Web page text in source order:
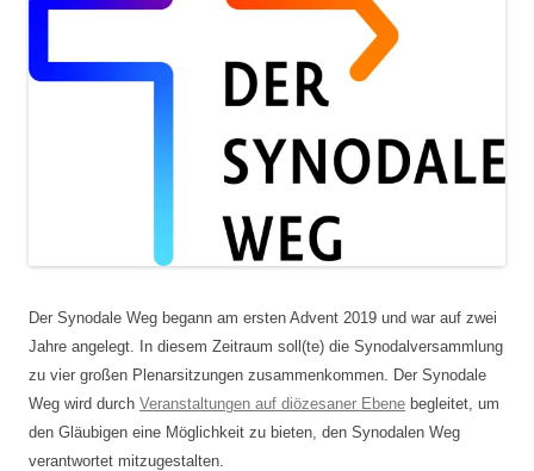
Der Synodale Weg begann am ersten Advent 2019 und war auf zwei
Jahre angelegt. In diesem Zeitraum soll(te) die Synodalversammlung
zu vier großen Plenarsitzungen zusammenkommen. Der Synodale
Weg wird durch Veranstaltungen auf diözesaner Ebene begleitet, um
den Gläubigen eine Möglichkeit zu bieten, den Synodalen Weg
verantwortet mitzugestalten.